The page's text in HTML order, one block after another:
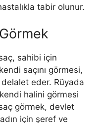
tabir olunur.
sahibi için
saçını görmesi,
eder. Rüyada
halini görmesi
görmek, devlet
için şeref ve